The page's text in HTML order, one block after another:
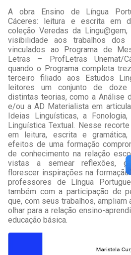
A obra Ensino de Língua
Cáceres: leitura e escrita em
coleção Veredas da
visibilidade aos trabalhos dos
vinculados ao Programa de
Letras – ProfLetras Unemat/
quando o Programa completa
terceiro filiado aos Estudos
leitores um conjunto de
distintas teorias, como a Análise
e/ou a AD Materialista em
Ideias Linguísticas, a
Linguística Textual. Nesse
em leitura, escrita e
efeitos de uma formação
de conhecimento na relação
vistas a semear reflexões,
florescer inspirações na
professores de Língua
também com a participação de
que, com seus trabalhos,
olhar para a relação ensino-
educação básica.